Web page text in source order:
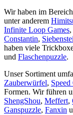
Wir haben im Bereich
unter anderem
Infinite Loop Games,
Constantin,
haben viele
und Flaschenpuzzle.
Unser Sortiment
Zauberwürfel, Speed
Formen. Wir führen
ShengShou, Meffert,
Ganspuzzle, Fanxin